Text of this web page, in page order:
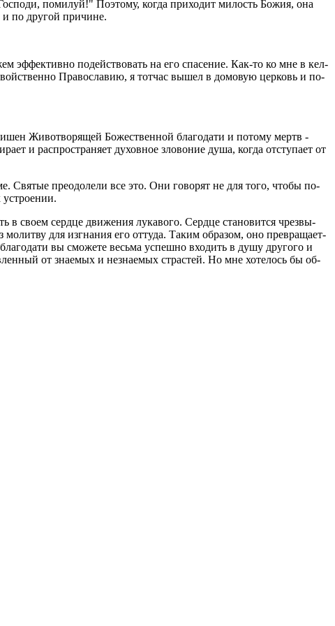
по­ми­луй!" По­это­му, когда при­хо­дит ми­лость Божия, она
и по дру­гой при­чине.
эф­фек­тив­но по­дей­ство­вать на его спа­се­ние. Как-то ко мне в кел­
Пра­во­сла­вию, я тот­час вышел в до­мо­вую цер­ковь и по­
Жи­во­тво­ря­щей Бо­же­ствен­ной бла­го­да­ти и по­то­му мертв -
и рас­про­стра­ня­ет ду­хов­ное зло­во­ние душа, когда от­сту­па­ет от
Свя­тые пре­одо­ле­ли все это. Они го­во­рят не для того, чтобы по­
своем серд­це дви­же­ния лу­ка­во­го. Серд­це ста­но­вит­ся чрез­вы­
для из­гна­ния его от­ту­да. Таким об­ра­зом, оно пре­вра­ща­ет­
вы смо­же­те весь­ма успеш­но вхо­дить в душу дру­го­го и
от зна­е­мых и незна­е­мых стра­стей. Но мне хо­те­лось бы об­